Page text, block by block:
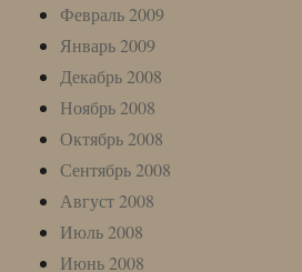
Февраль 2009
Январь 2009
Декабрь 2008
Ноябрь 2008
Октябрь 2008
Сентябрь 2008
Август 2008
Июль 2008
Июнь 2008